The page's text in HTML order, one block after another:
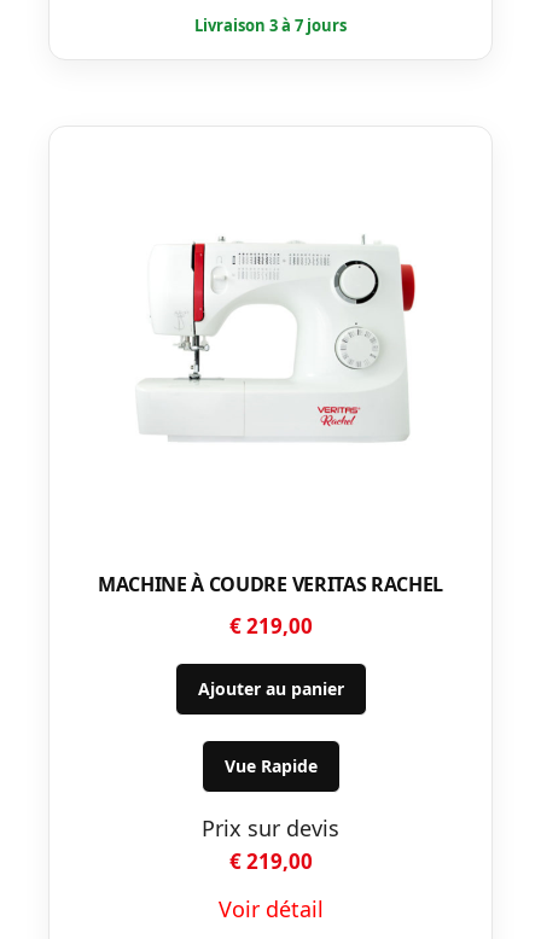
MACHINE À COUDRE VERITAS RACHEL
€219,00
Ajouter au panier
Vue Rapide
Prix sur devis
€219,00
Voir détail